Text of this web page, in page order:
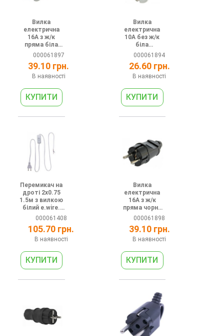
Вилка
електрична
16А з ж/к
пряма біла
e.plug.straight.
000061897
39.10 грн.
В наявності
Вилка
електрична
10А без ж/к
біла
e.plug.001.10
000061894
26.60 грн.
В наявності
Перемикач на
дроті 2х0.75
1.5м з вилкою
білий e.wire.
switch/plug.whi
000061408
105.70 грн.
В наявності
Вилка
електрична
16А з ж/к
пряма чорна
e.plug.straight.
000061898
39.10 грн.
В наявності